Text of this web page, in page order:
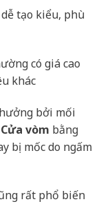
tạo kiểu, phù
có giá cao
khác
bởi mối
Cửa vòm bằng
bị mốc do ngấm
rất phổ biến